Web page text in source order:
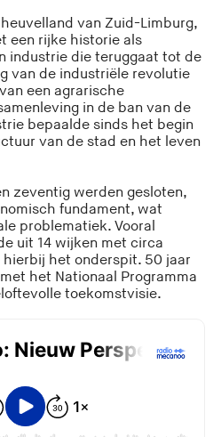
van Zuid-Limburg,
een rijke historie als
industrie die teruggaat tot de
van de industriële revolutie
een agrarische
in de ban van de
bepaalde sinds het begin
van de stad en het leven
zeventig werden gesloten,
fundament, wat
problematiek. Vooral
uit 14 wijken met circa
het onderspit. 50 jaar
het Nationaal Programma
toekomstvisie.